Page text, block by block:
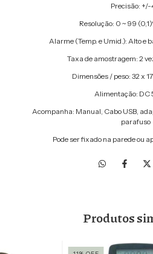
Precisão: +/-
Resolução: 0 ~ 99
Alarme (Temp. e Umid.): Alto e
Taxa de amostragem: 2
Dimensões / peso: 32 x
Alimentação: DC
Acompanha: Manual, Cabo USB,
parafuso
Pode ser fixado na parede ou
Produtos